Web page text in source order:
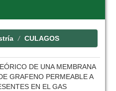
CULAGOS
DE UNA MEMBRANA
GRAFENO PERMEABLE A
EN EL GAS